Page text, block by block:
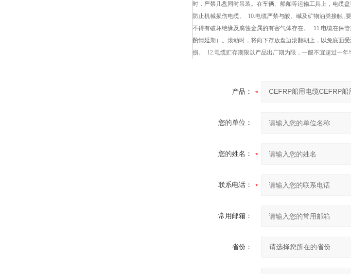
时，严禁几盘同时吊装。在车辆、船舶等运输工具上，电缆
防止机械损伤电缆。 10.电缆严禁与酸、碱及矿物油类接触 ,
不得有破坏绝缘及腐蚀金属的有害气体存在。 11.电缆在保
酌情延期）。滚动时，将向下存放盘边滚翻朝上，以免底面
损。 12.电缆贮存期限以产品出厂期为限，一般不宜超过一年
产品：
您的单位：
您的姓名：
联系电话：
常用邮箱：
省份：